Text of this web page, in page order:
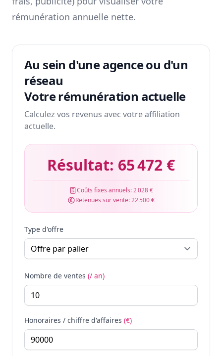
rémunération annuelle nette.
Au sein d'une agence ou d'un
réseau
Votre rémunération actuelle
Calculez vos revenus avec votre affiliation
actuelle.
Résultat: 65 472 €
Coûts fixes annuels:2 028 €
Retenues sur vente:22 500 €
Type d'offre
Nombre de ventes (/ an)
Honoraires / chiffre d'affaires (€)